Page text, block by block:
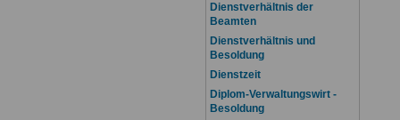
Dienstverhältnis der
Beamten
Dienstverhältnis und
Besoldung
Dienstzeit
Diplom-Verwaltungswirt -
Besoldung